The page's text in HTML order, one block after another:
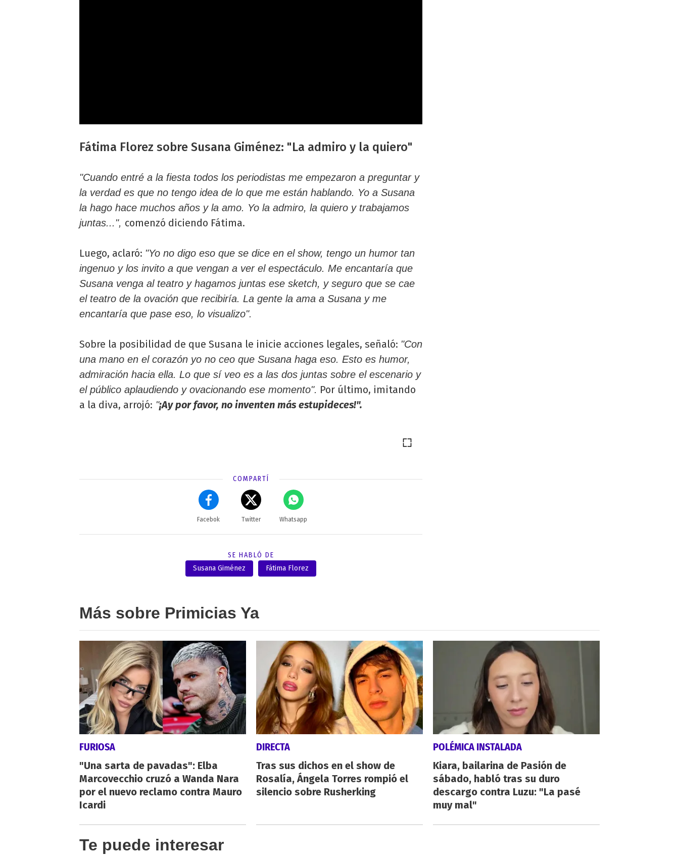
Fátima Florez sobre Susana Giménez: "La admiro y la quiero"
"Cuando entré a la fiesta todos los periodistas me empezaron a preguntar y
la verdad es que no tengo idea de lo que me están hablando. Yo a Susana
la hago hace muchos años y la amo. Yo la admiro, la quiero y trabajamos
juntas...", comenzó diciendo Fátima.
Luego, aclaró: "Yo no digo eso que se dice en el show, tengo un humor tan
ingenuo y los invito a que vengan a ver el espectáculo. Me encantaría que
Susana venga al teatro y hagamos juntas ese sketch, y seguro que se cae
el teatro de la ovación que recibiría. La gente la ama a Susana y me
encantaría que pase eso, lo visualizo".
Sobre la posibilidad de que Susana le inicie acciones legales, señaló: "Con
una mano en el corazón yo no ceo que Susana haga eso. Esto es humor,
admiración hacia ella. Lo que sí veo es a las dos juntas sobre el escenario y
el público aplaudiendo y ovacionando ese momento". Por último, imitando
a la diva, arrojó: "¡Ay por favor, no inventen más estupideces!".
COMPARTÍ
Facebok Twitter Whatsapp
SE HABLÓ DE
Susana Giménez
Fátima Florez
Más sobre Primicias Ya
FURIOSA
"Una sarta de pavadas": Elba
Marcovecchio cruzó a Wanda Nara
por el nuevo reclamo contra Mauro
Icardi
DIRECTA
Tras sus dichos en el show de
Rosalía, Ángela Torres rompió el
silencio sobre Rusherking
POLÉMICA INSTALADA
Kiara, bailarina de Pasión de
sábado, habló tras su duro
descargo contra Luzu: "La pasé
muy mal"
Te puede interesar